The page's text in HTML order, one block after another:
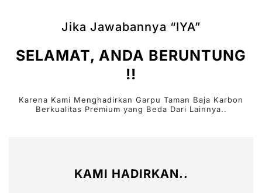
Jika Jawabannya “IYA”
SELAMAT, ANDA BERUNTUNG
!!
Karena Kami Menghadirkan Garpu Taman Baja Karbon
Berkualitas Premium yang Beda Dari Lainnya..
KAMI HADIRKAN..